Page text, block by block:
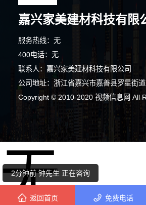
嘉兴家美建材科技有限
服务热线：无
400电话：无
联系人：嘉兴家美建材科技有限公司
公司地址：浙江省嘉兴市嘉善县罗星街
Copyright © 2010-2020 视频信息网 All
5分钟前 胡女士 正在咨询
4分钟前 崔小姐 正在咨询
8分钟前 钟先生 正在咨询
5分钟前 李先生 正在咨询
4分钟前 陈女士 正在咨询
2分钟前 钟先生 正在咨询
9分钟前 陈小姐 正在咨询
返回首页 免费电话
无